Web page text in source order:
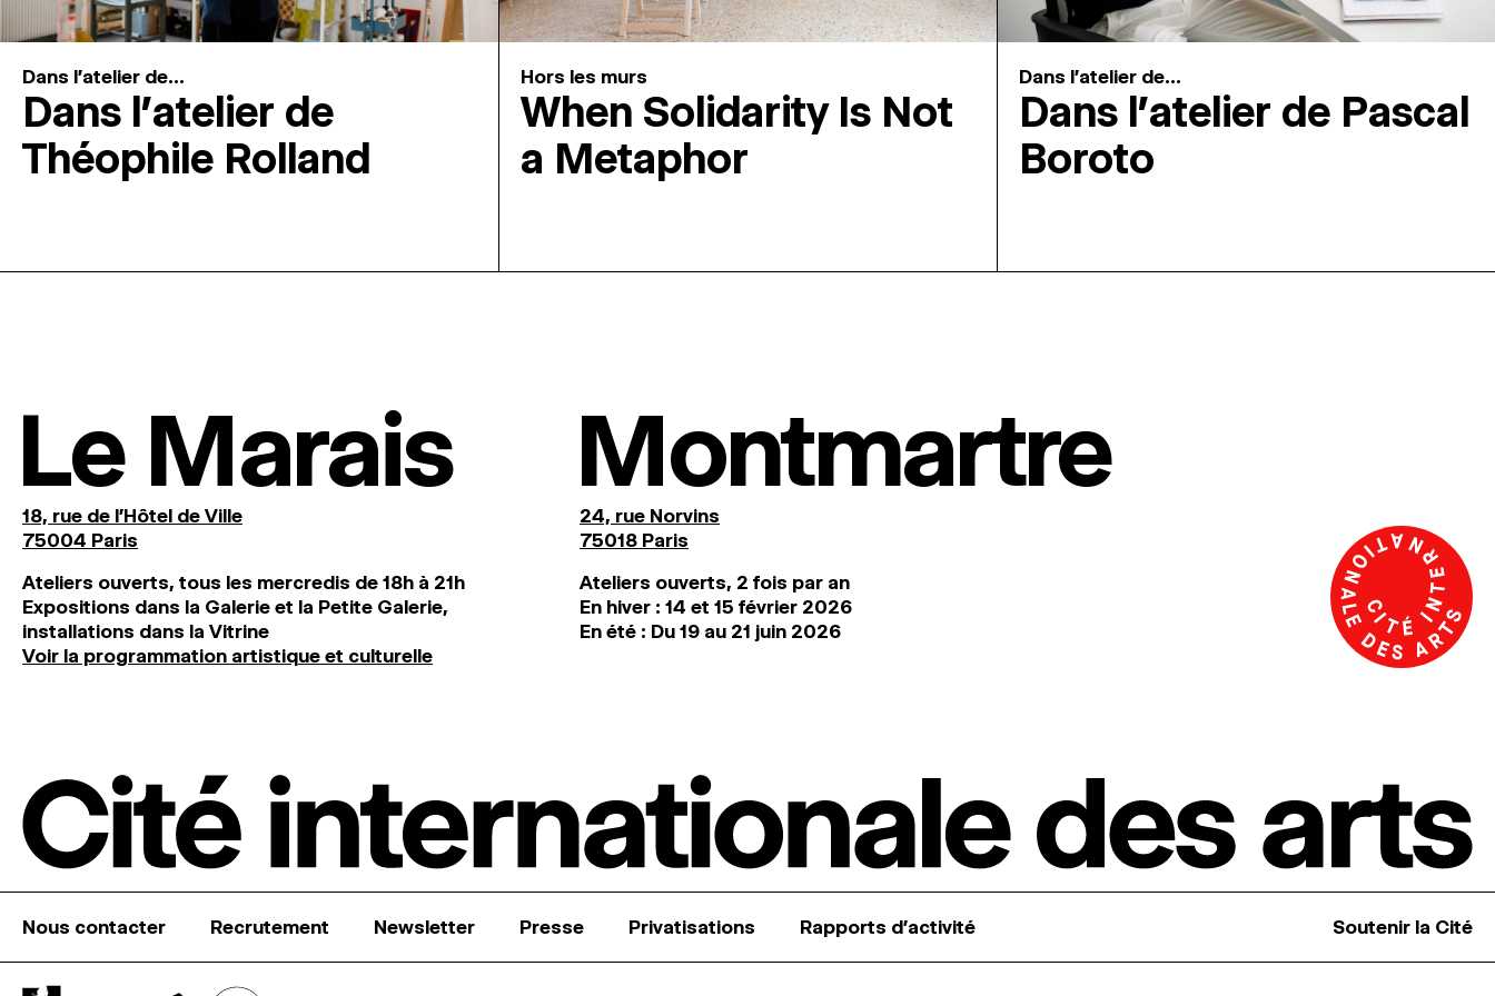
Dans l'atelier de...
Dans l’atelier de
Théophile Rolland
Hors les murs
When Solidarity Is Not
a Metaphor
Dans l'atelier de...
Dans l’atelier de Pascal
Boroto
Le Marais
18, rue de l'Hôtel de Ville
75004 Paris
Ateliers ouverts, tous les mercredis de 18h à 21h
Expositions dans la Galerie et la Petite Galerie,
installations dans la Vitrine
Voir la programmation artistique et culturelle
Montmartre
24, rue Norvins
75018 Paris
Ateliers ouverts, 2 fois par an
En hiver : 14 et 15 février 2026
En été : Du 19 au 21 juin 2026
Nous contacter Recrutement Newsletter Presse Privatisations Rapports d’activité Soutenir la Cité